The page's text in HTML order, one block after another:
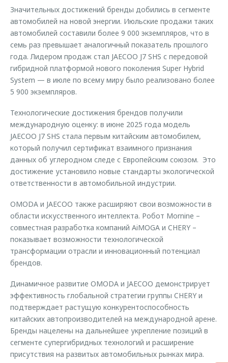
Значительных достижений бренды добились в сегменте
автомобилей на новой энергии. Июльские продажи таких
автомобилей составили более 9 000 экземпляров, что в
семь раз превышает аналогичный показатель прошлого
года. Лидером продаж стал JAECOO J7 SHS с передовой
гибридной платформой нового поколения Super Hybrid
System — в июле по всему миру было реализовано более
5 900 экземпляров.
Технологические достижения брендов получили
международную оценку: в июне 2025 года модель
JAECOO J7 SHS стала первым китайским автомобилем,
который получил сертификат взаимного признания
данных об углеродном следе с Европейским союзом. Это
достижение установило новые стандарты экологической
ответственности в автомобильной индустрии.
OMODA и JAECOO также расширяют свои возможности в
области искусственного интеллекта. Робот Mornine –
совместная разработка компаний AiMOGA и CHERY –
показывает возможности технологической
трансформации отрасли и инновационный потенциал
брендов.
Динамичное развитие OMODA и JAECOO демонстрирует
эффективность глобальной стратегии группы CHERY и
подтверждает растущую конкурентоспособность
китайских автопроизводителей на международной арене.
Бренды нацелены на дальнейшее укрепление позиций в
сегменте супергибридных технологий и расширение
присутствия на развитых автомобильных рынках мира.